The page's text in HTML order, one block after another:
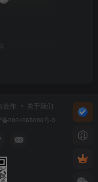
合作 关于我们
备2024065006号-3